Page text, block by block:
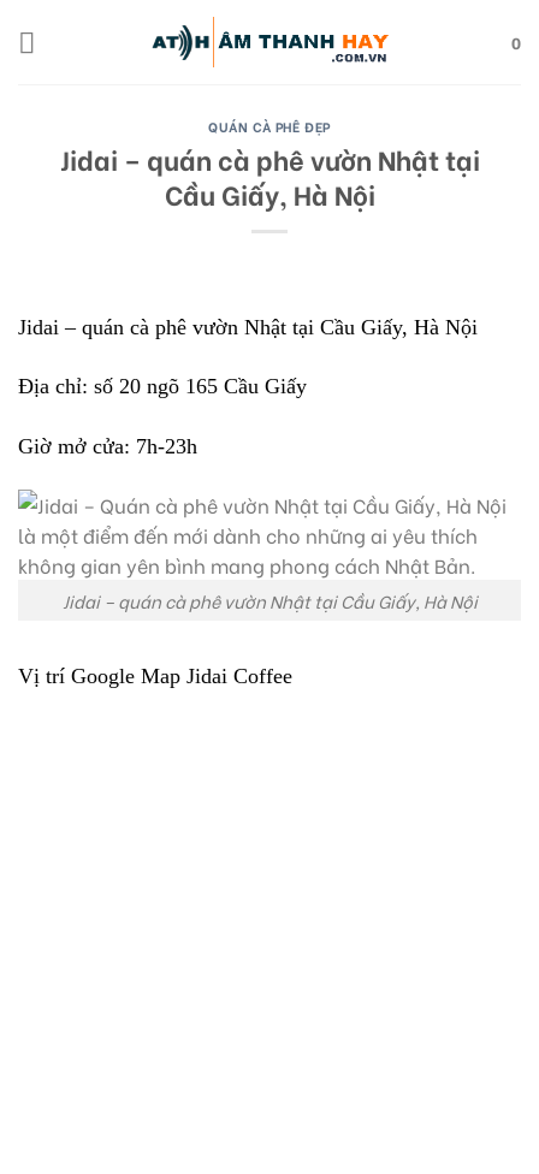
0
QUÁN CÀ PHÊ ĐẸP
Jidai – quán cà phê vườn Nhật tại
Cầu Giấy, Hà Nội
Jidai – quán cà phê vườn Nhật tại Cầu Giấy, Hà Nội
Địa chỉ: số 20 ngõ 165 Cầu Giấy
Giờ mở cửa: 7h-23h
Jidai – quán cà phê vườn Nhật tại Cầu Giấy, Hà Nội
Vị trí Google Map Jidai Coffee